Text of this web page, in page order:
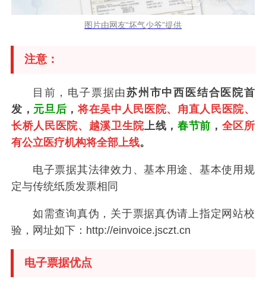
图片由网友“坏气少爷”提供
注意：
目前，电子票据由苏州市中西医结合医院首
发， 元旦后 ，将在吴中人民医院、甪直人民医院、
长桥人民医院、越溪卫生院上线， 春节前 ， 全区所
有公立医疗机构将全部上线。
电子票据其法律效力、基本用途、基本使用规
定与传统纸质发票相同
如需查询真伪，关于票据真伪请上指定网站校
验，网址如下：http://einvoice.jsczt.cn
电子票据优点